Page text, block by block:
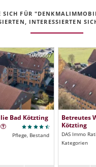
SICH FÜR
INTERESSIERTEN
DA00667
Bad Kötzting
Pflege, Bestand
Betreutes
Kötzting
DAS Immo
Kategorien